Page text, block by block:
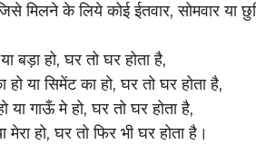
मिलने के लिये कोई ईतवार, सोमवार या
बड़ा हो, घर तो घर होता है,
हो या सिमेंट का हो, घर तो घर होता है,
या गाऊँ मे हो, घर तो घर होता है,
मेरा हो, घर तो फिर भी घर होता है।